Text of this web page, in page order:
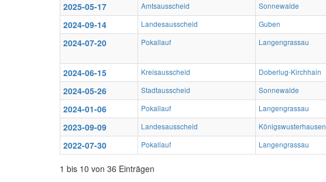
2025-05-17
Amtsausscheid Sonnewalde
2024-09-14
Landesausscheid Guben
2024-07-20
Pokallauf Langengrassau
2024-06-15 Kreisausscheid Doberlug-Kirchhain
2024-05-26
Stadtausscheid Sonnewalde
2024-01-06
Pokallauf Langengrassau
2023-09-09
Landesausscheid Königswusterhausen
2022-07-30
Pokallauf Langengrassau
1 bis 10 von 36 Einträgen